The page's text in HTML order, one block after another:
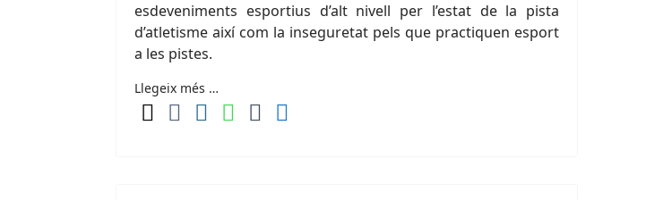
esdeveniments esportius d’alt nivell per l’estat de la pista
d’atletisme així com la inseguretat pels que practiquen esport
a les pistes.
Llegeix més …